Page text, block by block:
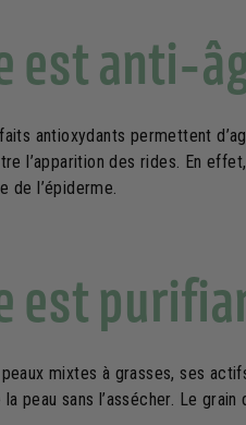
est anti-
antioxydants permettent
l’apparition des rides. En
de l’épiderme.
est
mixtes à grasses, ses
peau sans l’assécher. Le